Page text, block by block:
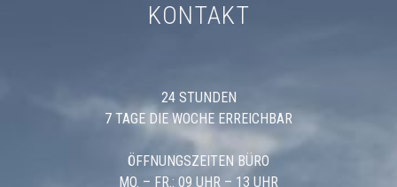
KONTAKT
24 STUNDEN
7 TAGE DIE WOCHE ERREICHBAR
ÖFFNUNGSZEITEN BÜRO
MO. – FR.: 09 UHR – 13 UHR